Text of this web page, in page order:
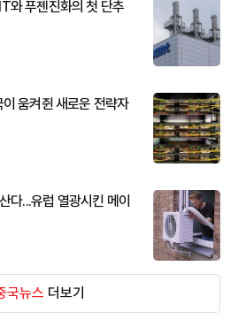
와 푸젠진화의 첫 단추
움켜쥔 새로운 전략자
다...유럽 열광시킨 메이
국뉴스 더보기